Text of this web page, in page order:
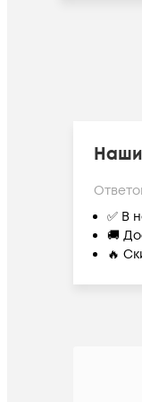
✅ В
🚚
🔥